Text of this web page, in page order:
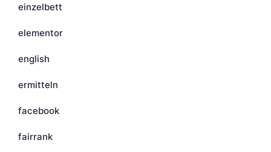
einzelbett
elementor
english
ermitteln
facebook
fairrank